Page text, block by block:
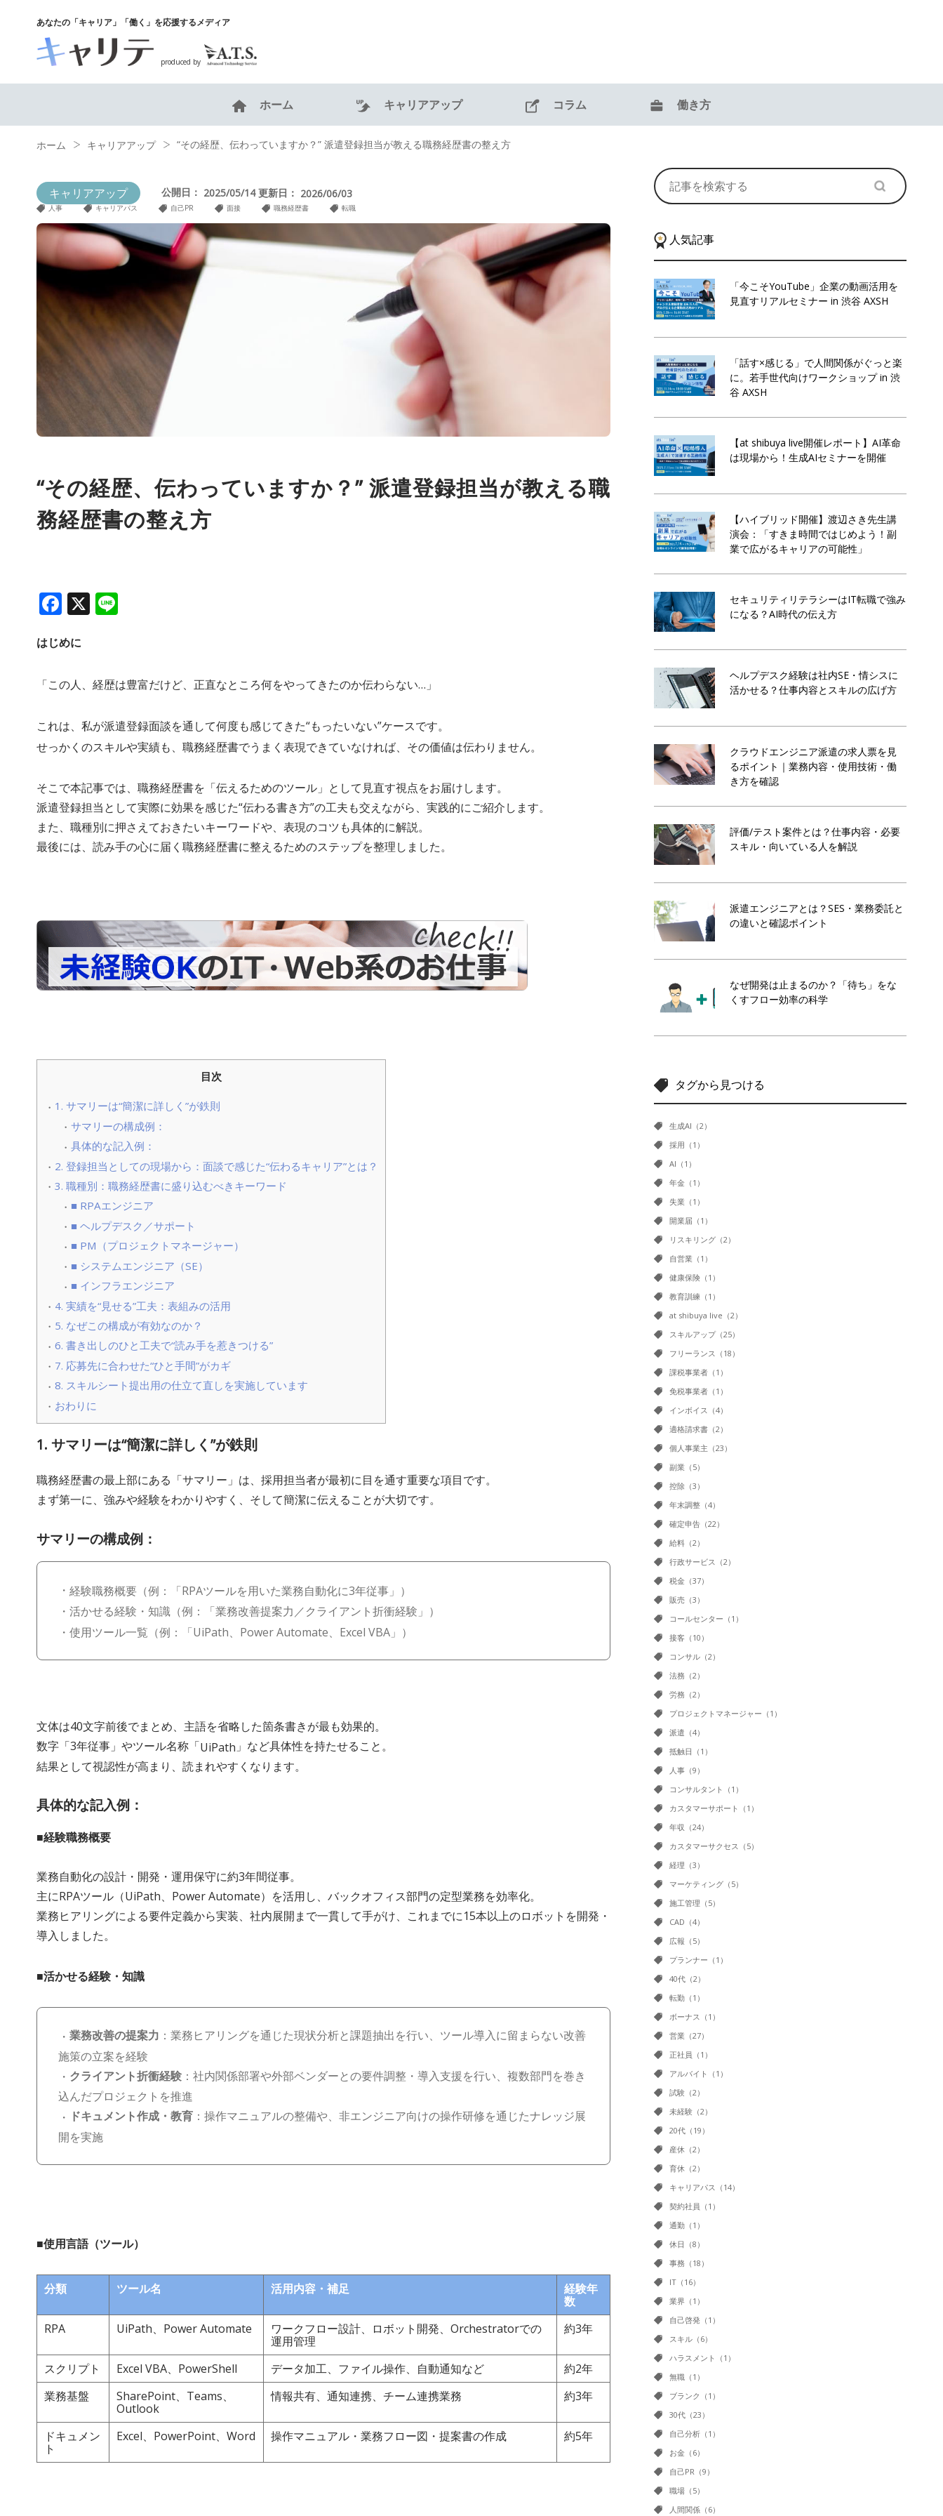
あなたの「キャリア」「働く」を応援するメディア
produced by
ホーム キャリアアップ コラム 働き方
ホーム キャリアアップ “その経歴、伝わっていますか？” 派遣登録担当が教える職務経歴書の整え方
キャリアアップ 公開日： 2025/05/14更新日： 2026/06/03
人事 キャリアパス 自己PR 面接 職務経歴書 転職
“その経歴、伝わっていますか？” 派遣登録担当が教える職
務経歴書の整え方
Facebook
X
はじめに
「この人、経歴は豊富だけど、正直なところ何をやってきたのか伝わらない…」
これは、私が派遣登録面談を通して何度も感じてきた“もったいない”ケースです。
せっかくのスキルや実績も、職務経歴書でうまく表現できていなければ、その価値は伝わりません。
そこで本記事では、職務経歴書を「伝えるためのツール」として見直す視点をお届けします。
派遣登録担当として実際に効果を感じた“伝わる書き方”の工夫も交えながら、実践的にご紹介します。
また、職種別に押さえておきたいキーワードや、表現のコツも具体的に解説。
最後には、読み手の心に届く職務経歴書に整えるためのステップを整理しました。
目次
1. サマリーは“簡潔に詳しく”が鉄則
サマリーの構成例：
具体的な記入例：
2. 登録担当としての現場から：面談で感じた“伝わるキャリア”とは？
3. 職種別：職務経歴書に盛り込むべきキーワード
■ RPAエンジニア
■ ヘルプデスク／サポート
■ PM（プロジェクトマネージャー）
■ システムエンジニア（SE）
■ インフラエンジニア
4. 実績を“見せる”工夫：表組みの活用
5. なぜこの構成が有効なのか？
6. 書き出しのひと工夫で“読み手を惹きつける”
7. 応募先に合わせた“ひと手間”がカギ
8. スキルシート提出用の仕立て直しを実施しています
おわりに
1. サマリーは“簡潔に詳しく”が鉄則
職務経歴書の最上部にある「サマリー」は、採用担当者が最初に目を通す重要な項目です。
まず第一に、強みや経験をわかりやすく、そして簡潔に伝えることが大切です。
サマリーの構成例：
経験職務概要（例：「RPAツールを用いた業務自動化に3年従事」）
活かせる経験・知識（例：「業務改善提案力／クライアント折衝経験」）
使用ツール一覧（例：「UiPath、Power Automate、Excel VBA」）
文体は40文字前後でまとめ、主語を省略した箇条書きが最も効果的。
数字「3年従事」やツール名称「UiPath 」など具体性を持たせること。
結果として視認性が高まり、読まれやすくなります。
具体的な記入例：
■経験職務概要
業務自動化の設計・開発・運用保守に約3年間従事。
主にRPAツール（UiPath、Power Automate）を活用し、バックオフィス部門の定型業務を効率化。
業務ヒアリングによる要件定義から実装、社内展開まで一貫して手がけ、これまでに15本以上のロボットを開発・
導入しました。
■活かせる経験・知識
業務改善の提案力 ：業務ヒアリングを通じた現状分析と課題抽出を行い、ツール導入に留まらない改善
施策の立案を経験
クライアント折衝経験 ：社内関係部署や外部ベンダーとの要件調整・導入支援を行い、複数部門を巻き
込んだプロジェクトを推進
ドキュメント作成・教育 ：操作マニュアルの整備や、非エンジニア向けの操作研修を通じたナレッジ展
開を実施
■使用言語（ツール）
分類 ツール名 活用内容・補足
経験年
数
RPA
UiPath、Power Automate
ワークフロー設計、ロボット開発、Orchestratorでの
運用管理
約3年
スクリプト Excel VBA、PowerShell データ加工、ファイル操作、自動通知など
約2年
業務基盤
SharePoint、Teams、
Outlook
情報共有、通知連携、チーム連携業務 約3年
ドキュメン
ト
Excel、PowerPoint、Word 操作マニュアル・業務フロー図・提案書の作成 約5年
人気記事
「今こそYouTube」企業の動画活用を
見直すリアルセミナー in 渋谷 AXSH
「話す×感じる」で人間関係がぐっと楽
に。若手世代向けワークショップ in 渋
谷 AXSH
【at shibuya live開催レポート】AI革命
は現場から！生成AIセミナーを開催
【ハイブリッド開催】渡辺さき先生講
演会：「すきま時間ではじめよう！副
業で広がるキャリアの可能性」
セキュリティリテラシーはIT転職で強み
になる？AI時代の伝え方
ヘルプデスク経験は社内SE・情シスに
活かせる？仕事内容とスキルの広げ方
クラウドエンジニア派遣の求人票を見
るポイント｜業務内容・使用技術・働
き方を確認
評価/テスト案件とは？仕事内容・必要
スキル・向いている人を解説
派遣エンジニアとは？SES・業務委託と
の違いと確認ポイント
なぜ開発は止まるのか？「待ち」をな
くすフロー効率の科学
タグから見つける
生成AI（2）
採用（1）
AI（1）
年金（1）
失業（1）
開業届（1）
リスキリング（2）
自営業（1）
健康保険（1）
教育訓練（1）
at shibuya live（2）
スキルアップ（25）
フリーランス（18）
課税事業者（1）
免税事業者（1）
インボイス（4）
適格請求書（2）
個人事業主（23）
副業（5）
控除（3）
年末調整（4）
確定申告（22）
給料（2）
行政サービス（2）
税金（37）
販売（3）
コールセンター（1）
接客（10）
コンサル（2）
法務（2）
労務（2）
プロジェクトマネージャー（1）
派遣（4）
抵触日（1）
人事（9）
コンサルタント（1）
カスタマーサポート（1）
年収（24）
カスタマーサクセス（5）
経理（3）
マーケティング（5）
施工管理（5）
CAD（4）
広報（5）
プランナー（1）
40代（2）
転勤（1）
ボーナス（1）
営業（27）
正社員（1）
アルバイト（1）
試験（2）
未経験（2）
20代（19）
産休（2）
育休（2）
キャリアパス（14）
契約社員（1）
通勤（1）
休日（8）
事務（18）
IT（16）
業界（1）
自己啓発（1）
スキル（6）
ハラスメント（1）
無職（1）
ブランク（1）
30代（23）
自己分析（1）
お金（6）
自己PR（9）
職場（5）
人間関係（6）